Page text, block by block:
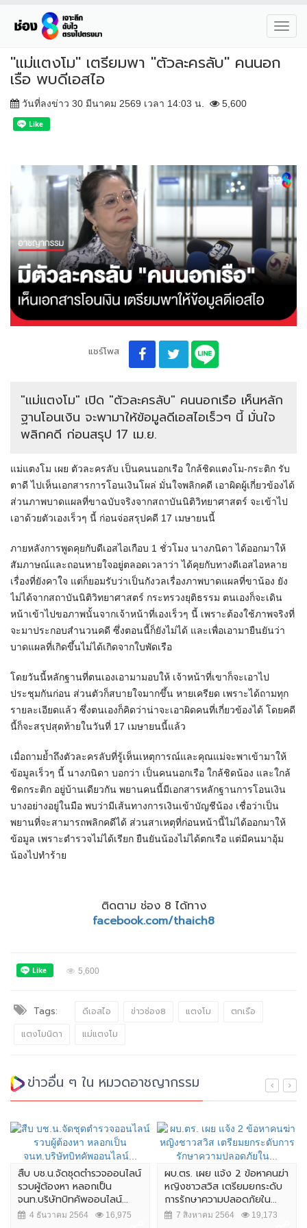
"แม่แตงโม" เตรียมพา "ตัวละครลับ" คนนอก
เรือ พบดีเอสไอ
วันที่ลงข่าว 30 มีนาคม 2569 เวลา 14:03 น. 5,600
แชร์โพส
"แม่แตงโม" เปิด "ตัวละครลับ" คนนอกเรือ เห็นหลัก
ฐานโอนเงิน จะพามาให้ข้อมูลดีเอสไอเร็วๆ นี้ มั่นใจ
พลิกคดี ก่อนสรุป 17 เม.ย.
แม่แตงโม เผย ตัวละครลับ เป็นคนนอกเรือ ใกล้ชิดแตงโม-กระติก รับ
ตาดี ไปเห็นเอกสารการโอนเงินโผล่ มั่นใจพลิกคดี เอาผิดผู้เกี่ยวข้องได้
ส่วนภาพบาดแผลที่ขาฉบับจริงจากสถาบันนิติวิทยาศาสตร์ จะเข้าไป
เอาด้วยตัวเองเร็วๆ นี้ ก่อนจ่อสรุปคดี 17 เมษายนนี้
ภายหลังการพูดคุยกับดีเอสไอเกือบ 1 ชั่วโมง นางภนิดา ได้ออกมาให้
สัมภาษณ์และถอนหายใจอยู่ตลอดเวลาว่า ได้คุยกับทางดีเอสไอหลาย
เรื่องที่ยังคาใจ แต่ก็ยอมรับว่าเป็นกังวลเรื่องภาพบาดแผลที่ขาน้อง ยัง
ไม่ได้จากสถาบันนิติวิทยาศาสตร์ กระทรวงยุติธรรม ตนเองก็จะเดิน
หน้าเข้าไปขอภาพนั้นจากเจ้าหน้าที่เองเร็วๆ นี้ เพราะต้องใช้ภาพจริงที่
จะมาประกอบสำนวนคดี ซึ่งตอนนี้ก็ยังไม่ได้ และเพื่อเอามายืนยันว่า
บาดแผลที่เกิดขึ้นไม่ได้เกิดจากใบพัดเรือ
โดยวันนี้หลักฐานที่ตนเองเอามามอบให้ เจ้าหน้าที่เขาก็จะเอาไป
ประชุมกันก่อน ส่วนตัวก็สบายใจมากขึ้น หายเครียด เพราะได้ถามทุก
รายละเอียดแล้ว ซึ่งตนเองก็คิดว่าน่าจะเอาผิดคนที่เกี่ยวข้องได้ โดยคดี
นี้ก็จะสรุปสุดท้ายในวันที่ 17 เมษายนนี้แล้ว
เมื่อถามย้ำถึงตัวละครลับที่รู้เห็นเหตุการณ์และคุณแม่จะพาเข้ามาให้
ข้อมูลเร็วๆ นี้ นางภนิดา บอกว่า เป็นคนนอกเรือ ใกล้ชิดน้อง และใกล้
ชิดกระติก อยู่บ้านเดียวกัน พยานคนนี้มีเอกสารหลักฐานการโอนเงิน
บางอย่างอยู่ในมือ พบว่ามีเส้นทางการเงินเข้าบัญชีน้อง เชื่อว่าเป็น
พยานที่จะสามารถพลิกคดีได้ ส่วนสาเหตุที่ก่อนหน้านี้ไม่ได้ออกมาให้
ข้อมูล เพราะตำรวจไม่ได้เรียก ยืนยันน้องไม่ได้ตกเรือ แต่มีคนมาอุ้ม
น้องไปทำร้าย
ติดตาม ช่อง 8 ได้ทาง
facebook.com/thaich8
5,600
Tags: ดีเอสไอ ข่าวช่อง8 แตงโม
ตกเรือ
แตงโมนิดา
แม่แตงโม
ข่าวอื่น ๆ ใน หมวดอาชญากรรม
สืบ บช.น.จัดชุดตำรวจออนไลน์
รวบผู้ต้องหา หลอกเป็น
จนท.บริษัทบิทคัพออนไลน์...
4 ธันวาคม 2564 16,975
ผบ.ตร. เผย แจ้ง 2 ข้อหาคนฆ่า
หญิงชาวสวิส เตรียมยกระดับ
การรักษาความปลอดภัยใน...
7 สิงหาคม 2564 19,173